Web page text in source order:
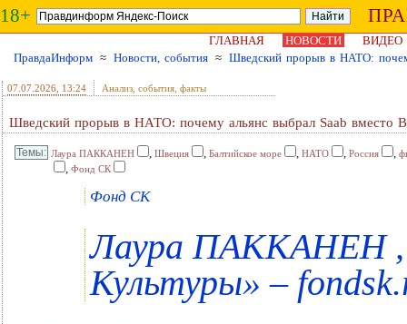
18+
ГЛАВНАЯ НОВОСТИ
ВИДЕО
ПравдаИнформ ≈ Новости, события ≈ Шведский прорыв в НАТО:
07.07.2026 , 13:24 Анализ, события, факты
Шведский прорыв в НАТО: почему альянс выбрал Saab вместо
Лаура ПАККАНЕН , Швеция , Балтийское море , НАТО , Россия ,
, Фонд СК
Фонд СК
Лаура ПАККАНЕН ,
Культуры» –